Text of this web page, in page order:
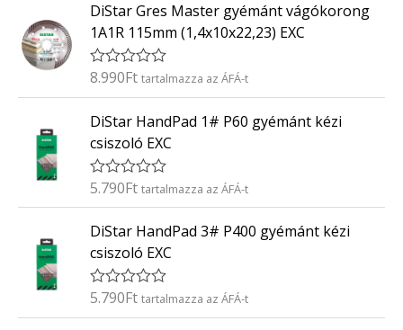
/
5
é
k
e
l
s
:
/
5
DiStar Gres Master gyémánt vágókorong
1A1R 115mm (1,4x10x22,23) EXC
É
é
e
l
é
s
:
/
5
8.990Ft tartalmazza az ÁFÁ-t
DiStar HandPad 1# P60 gyémánt kézi
csiszoló EXC
É
é
e
l
s
:
5.790Ft tartalmazza az ÁFÁ-t
DiStar HandPad 3# P400 gyémánt kézi
csiszoló EXC
É
5.790Ft tartalmazza az ÁFÁ-t